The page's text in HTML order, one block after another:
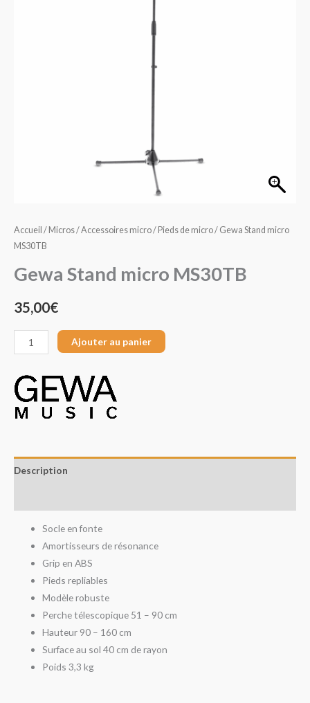
Accueil / Micros/Accessoires micro/ Pieds de micro/ Gewa Stand micro
MS30TB
Gewa Stand micro MS30TB
35,00€
Ajouter au panier
Description
Socle en fonte
Amortisseurs de résonance
Grip en ABS
Pieds repliables
Modèle robuste
Perche télescopique 51 – 90 cm
Hauteur 90 – 160 cm
Surface au sol 40 cm de rayon
Poids 3,3 kg